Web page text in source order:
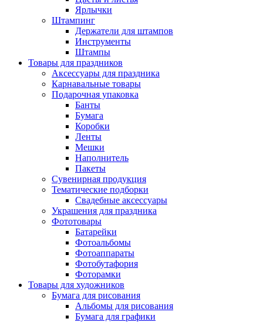
Ярлычки
Штампинг
Держатели для штампов
Инструменты
Штампы
Товары для праздников
Аксессуары для праздника
Карнавальные товары
Подарочная упаковка
Банты
Бумага
Коробки
Ленты
Мешки
Наполнитель
Пакеты
Сувенирная продукция
Тематические подборки
Свадебные аксессуары
Украшения для праздника
Фототовары
Батарейки
Фотоальбомы
Фотоаппараты
Фотобутафория
Фоторамки
Товары для художников
Бумага для рисования
Альбомы для рисования
Бумага для графики